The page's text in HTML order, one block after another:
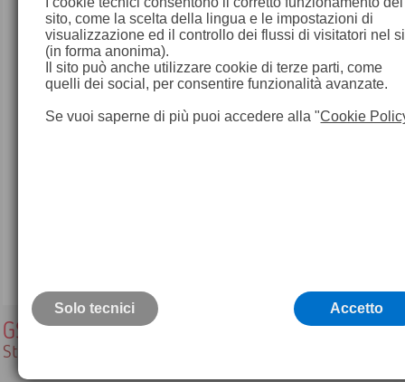
GST6
Stella per treppiede
sito, come la scelta della lingua e le impostazioni di
visualizzazione ed il controllo dei flussi di visitatori nel
(in forma anonima).
Il sito può anche utilizzare cookie di terze parti, come
quelli dei social, per consentire funzionalità avanzate.
Se vuoi saperne di più puoi accedere alla "Cookie
Solo tecnici Accetto